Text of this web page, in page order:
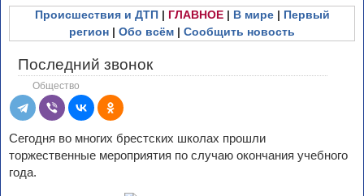
Происшествия и ДТП| ГЛАВНОЕ| В мире| Первый
регион | Обо всём | Сообщить новость
Последний звонок
Общество
Сегодня во многих брестских школах прошли
торжественные мероприятия по случаю окончания учебного
года.